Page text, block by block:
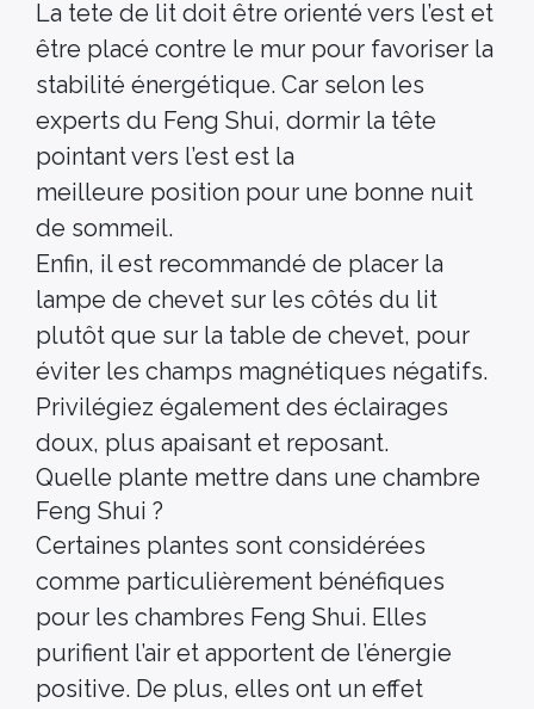
La tete de lit doit être orienté vers l’est et
être placé contre le mur pour favoriser la
stabilité énergétique. Car selon les
experts du Feng Shui, dormir la tête
pointant vers l’est est la
meilleure position pour une bonne nuit
de sommeil.
Enfin, il est recommandé de placer la
lampe de chevet sur les côtés du lit
plutôt que sur la table de chevet, pour
éviter les champs magnétiques négatifs.
Privilégiez également des éclairages
doux, plus apaisant et reposant.
Quelle plante mettre dans une chambre
Feng Shui ?
Certaines plantes sont considérées
comme particulièrement bénéfiques
pour les chambres Feng Shui. Elles
purifient l’air et apportent de l’énergie
positive. De plus, elles ont un effet